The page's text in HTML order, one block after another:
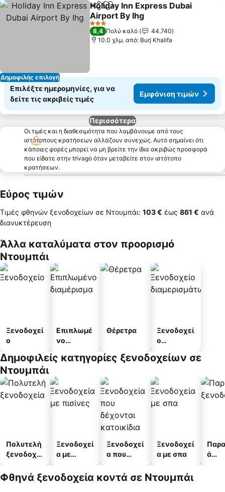
Δημοφιλής επιλογή
Κοινοποίηση
Προσθήκη στα αγαπημένα
Holiday Inn Express Dubai
Airport By Ihg
3 Αστέρια
8,4 Πολύ καλό
44.740
10.0 χλμ. από: Burj Khalifa
Επιλέξτε ημερομηνίες, για να
δείτε τις ακριβείς τιμές
Εμφάνιση τιμών
Περισσότερα
Οι τιμές και η διαθεσιμότητα που λαμβάνουμε από τους
ιστότοπους κρατήσεων αλλάζουν συνεχώς. Αυτό σημαίνει ότι
κάποιες φορές μπορεί να μη βρείτε την ίδια ακριβώς προσφορά
που είδατε στην trivago όταν μεταβείτε στον ιστότοπο
κρατήσεων.
Εύρος τιμών
Τιμές φθηνών ξενοδοχείων σε Ντουμπάι: ‎103 € έως ‎861 € ανά
διανυκτέρευση
Άλλα καταλύματα στον προορισμό
Ντουμπάι
Ξενοδοχεί
ο
Επιπλωμέ
νο
α
Θέρετρα
Ξενοδοχεί
ο
άτων
Δημοφιλείς κατηγορίες ξενοδοχείων σε
Ντουμπάι
Πολυτελή
ξενοδοχεί
Ξενοδοχεί
α με
Ξενοδοχεί
α που
κατοικίδι
Ξενοδοχεί
α με σπα
ά
Φθηνά ξενοδοχεία κοντά σε Ντουμπάι